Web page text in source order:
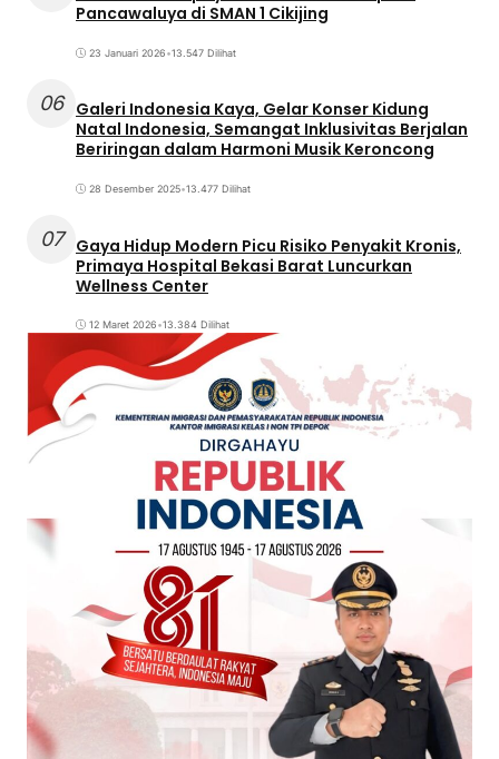
Pancawaluya di SMAN 1 Cikijing
23 Januari 2026•13.547 Dilihat
06 Galeri Indonesia Kaya, Gelar Konser Kidung
Natal Indonesia, Semangat Inklusivitas Berjalan
Beriringan dalam Harmoni Musik Keroncong
28 Desember 2025•13.477 Dilihat
07
Gaya Hidup Modern Picu Risiko Penyakit Kronis,
Primaya Hospital Bekasi Barat Luncurkan
Wellness Center
12 Maret 2026•13.384 Dilihat